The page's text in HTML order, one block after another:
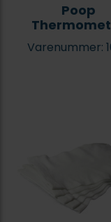
Poop
Varenummer: